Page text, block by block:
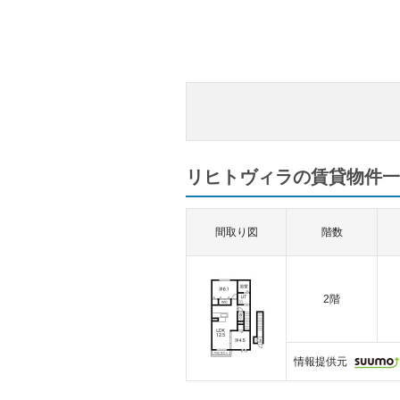
リヒトヴィラの賃貸物件一
間取り図 階数
2階
情報提供元